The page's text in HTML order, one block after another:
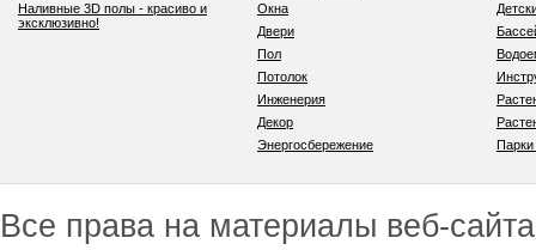
Наливные 3D полы - красиво и
эксклюзивно!
Окна
Двери
Пол
Потолок
Инженерия
Декор
Энергосбережение
Все права на материалы веб-